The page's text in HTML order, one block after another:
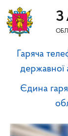
Гаряча
державної
Єдина